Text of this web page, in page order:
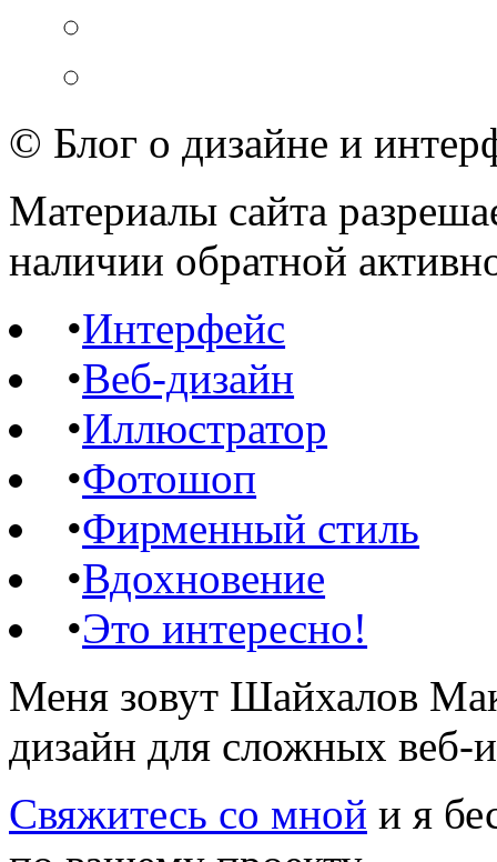
© Блог о дизайне и
Материалы сайта
наличии обратной
•Интерфейс
•Веб-дизайн
•Иллюстратор
•Фотошоп
•Фирменный стиль
•Вдохновение
•Это интересно!
Меня зовут Шайхалов
дизайн для сложных веб-
Свяжитесь со мной и я